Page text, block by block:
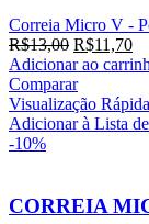
Correia Micro V -
R$13,00 R$11,70
Adicionar ao
Comparar
Visualização Rápida
Adicionar à Lista
-10%
CORREIA